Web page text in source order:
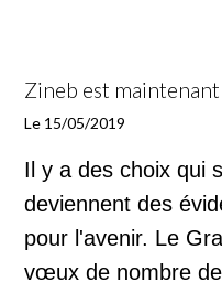
Aussi, Monsieur Le
que le sujet vous
représentants de
suivent les Hadiths,
Coran à la sourate
"égarent".
d'en être le Garant,
J'aime la France
accepter que
Zineb est
Le 15/05/2019
Il y a des choix qui
deviennent des
pour l'avenir. Le
vœux de nombre